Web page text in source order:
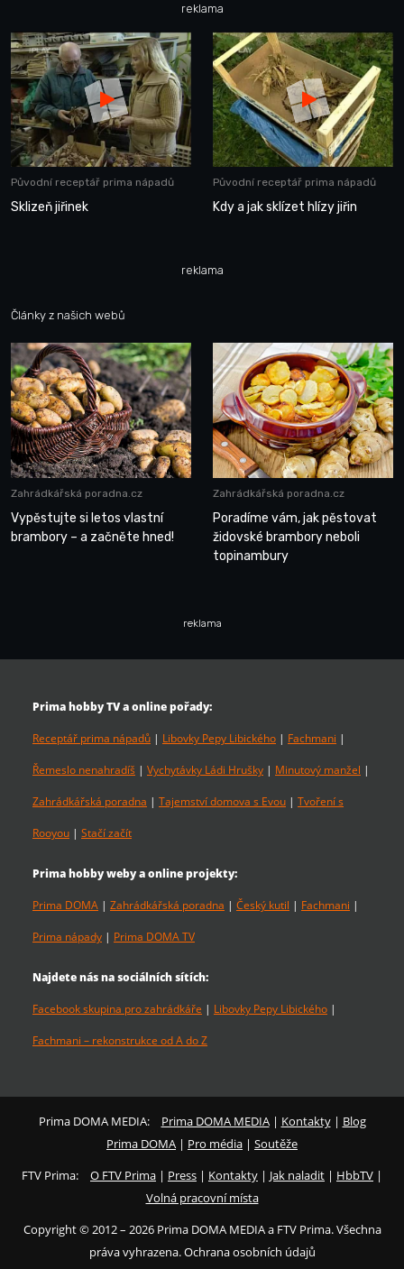
reklama
Původní receptář prima nápadů
Sklizeň jiřinek
Původní receptář prima nápadů
Kdy a jak sklízet hlízy jiřin
reklama
Články z našich webů
Zahrádkářská poradna.cz
Vypěstujte si letos vlastní
brambory – a začněte hned!
Zahrádkářská poradna.cz
Poradíme vám, jak pěstovat
židovské brambory neboli
topinambury
reklama
Prima hobby TV a online pořady:
Receptář prima nápadů | Libovky Pepy Libického | Fachmani |
Řemeslo nenahradíš | Vychytávky Ládi Hrušky | Minutový manžel |
Zahrádkářská poradna | Tajemství domova s Evou | Tvoření s
Rooyou | Stačí začít
Prima hobby weby a online projekty:
Prima DOMA | Zahrádkářská poradna | Český kutil | Fachmani |
Prima nápady | Prima DOMA TV
Najdete nás na sociálních sítích:
Facebook skupina pro zahrádkáře | Libovky Pepy Libického |
Fachmani – rekonstrukce od A do Z
Prima DOMA MEDIA: Prima DOMA MEDIA| Kontakty| Blog
Prima DOMA | Pro média | Soutěže
FTV Prima:
O FTV Prima | Press | Kontakty | Jak naladit | HbbTV |
Volná pracovní místa
Copyright © 2012 – 2026 Prima DOMA MEDIA a FTV Prima. Všechna
práva vyhrazena. Ochrana osobních údajů